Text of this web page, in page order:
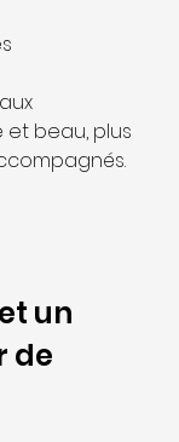
et beau, plus
un
de